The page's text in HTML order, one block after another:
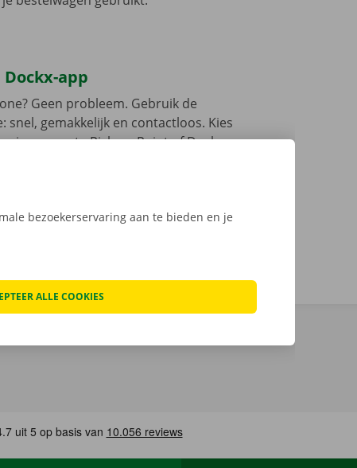
app
Geen probleem. Gebruik de
snel, gemakkelijk en contactloos. Kies
je gewenste Pick-up Point of Dockx
bezoekerservaring aan te bieden en je
ALLE COOKIES